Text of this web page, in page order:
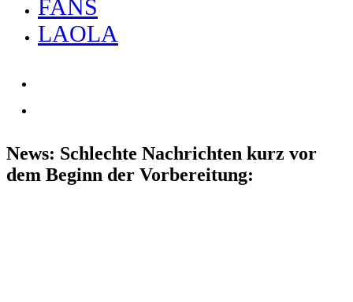
FANS
LAOLA
News: Schlechte Nachrichten kurz vor
dem Beginn der Vorbereitung: